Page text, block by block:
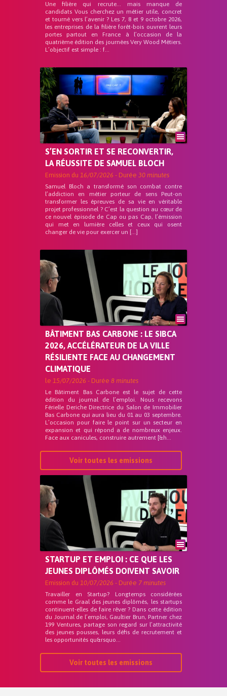
Une filière qui recrute… mais manque de
candidats Vous cherchez un métier utile, concret
et tourné vers l’avenir ? Les 7, 8 et 9 octobre 2026,
les entreprises de la filière forêt-bois ouvrent leurs
portes partout en France à l’occasion de la
quatrième édition des journées Very Wood Métiers.
L’objectif est simple : f...
S’EN SORTIR ET SE RECONVERTIR,
LA RÉUSSITE DE SAMUEL BLOCH
Emission du 16/07/2026 - Durée 30 minutes
Samuel Bloch a transformé son combat contre
l’addiction en métier porteur de sens Peut-on
transformer les épreuves de sa vie en véritable
projet professionnel ? C’est la question au cœur de
ce nouvel épisode de Cap ou pas Cap, l’émission
qui met en lumière celles et ceux qui osent
changer de vie pour exercer un […]
BÂTIMENT BAS CARBONE : LE SIBCA
2026, ACCÉLÉRATEUR DE LA VILLE
RÉSILIENTE FACE AU CHANGEMENT
CLIMATIQUE
le 15/07/2026 - Durée 8 minutes
Le Bâtiment Bas Carbone est le sujet de cette
édition du journal de l’emploi. Nous recevons
Férielle Deriche Directrice du Salon de Immobilier
Bas Carbone qui aura lieu du 01 au 03 septembre.
L’occasion pour faire le point sur un secteur en
expansion et qui répond a de nombreux enjeux.
Face aux canicules, construire autrement [&h...
Voir toutes les emissions
STARTUP ET EMPLOI : CE QUE LES
JEUNES DIPLÔMÉS DOIVENT SAVOIR
Emission du 10/07/2026 - Durée 7 minutes
Travailler en Startup? Longtemps considérées
comme le Graal des jeunes diplômés, les startups
continuent-elles de faire rêver ? Dans cette édition
du Journal de l’emploi, Gaultier Brun, Partner chez
199 Ventures, partage son regard sur l’attractivité
des jeunes pousses, leurs défis de recrutement et
les opportunités qu&rsquo...
Voir toutes les emissions